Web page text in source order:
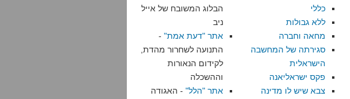
כללי
ללא גבולות
מחאה וחברה
סגירתה של המחשבה
הישראלית
פקס ישראליאנה
צבא שיש לו מדינה
הבלוג המשובח של אייל
ניב
אתר "דעת אמת" -
התנועה לשחרור מהדת,
לקידום הנאורות
וההשכלה
אתר "הלל" - האגודה